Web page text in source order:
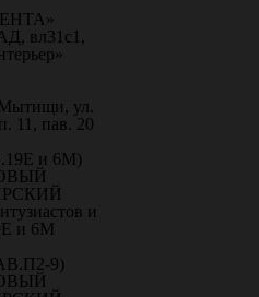
вл31с1,
Мытищи, ул.
11, пав. 20
и 6М)
и
и 6М
9)